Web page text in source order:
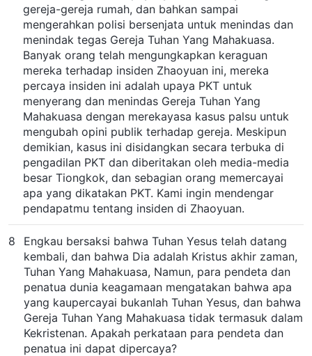
gereja-gereja rumah, dan bahkan sampai
mengerahkan polisi bersenjata untuk menindas dan
menindak tegas Gereja Tuhan Yang Mahakuasa.
Banyak orang telah mengungkapkan keraguan
mereka terhadap insiden Zhaoyuan ini, mereka
percaya insiden ini adalah upaya PKT untuk
menyerang dan menindas Gereja Tuhan Yang
Mahakuasa dengan merekayasa kasus palsu untuk
mengubah opini publik terhadap gereja. Meskipun
demikian, kasus ini disidangkan secara terbuka di
pengadilan PKT dan diberitakan oleh media-media
besar Tiongkok, dan sebagian orang memercayai
apa yang dikatakan PKT. Kami ingin mendengar
pendapatmu tentang insiden di Zhaoyuan.
8
Engkau bersaksi bahwa Tuhan Yesus telah datang
kembali, dan bahwa Dia adalah Kristus akhir zaman,
Tuhan Yang Mahakuasa, Namun, para pendeta dan
penatua dunia keagamaan mengatakan bahwa apa
yang kaupercayai bukanlah Tuhan Yesus, dan bahwa
Gereja Tuhan Yang Mahakuasa tidak termasuk dalam
Kekristenan. Apakah perkataan para pendeta dan
penatua ini dapat dipercaya?